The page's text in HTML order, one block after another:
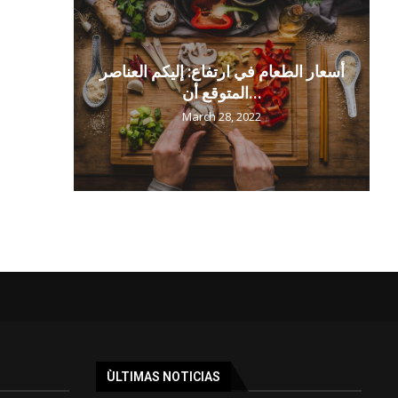
أسعار الطعام في ارتفاع: إليكم العناصر
المتوقع أن...
March 28, 2022
ÙLTIMAS NOTICIAS